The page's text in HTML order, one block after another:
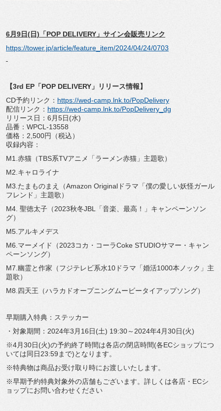
6月9日(日)「POP DELIVERY」サイン会販売リンク
https://tower.jp/article/feature_item/2024/04/24/0703
【3rd EP「POP DELIVERY」リリース情報】
CD予約リンク： https://wed-camp.lnk.to/PopDelivery
配信リンク： https://wed-camp.lnk.to/PopDelivery_dg
リリース日：6月5日(水)
品番：WPCL-13558
価格：2,500円（税込）
収録内容：
M1.赤猫（TBS系TVアニメ「ラーメン赤猫」主題歌）
M2.キャロライナ
M3.たまものまえ（Amazon Originalドラマ「僕の愛しい妖怪ガール
フレンド」主題歌）
M4. 聖徳太子（2023秋冬JBL「音楽、最高！」キャンペーンソン
グ）
M5.アルキメデス
M6.マーメイド（2023コカ・コーラCoke STUDIOサマー・キャン
ペーンソング）
M7.幽霊と作家（フジテレビ系水10ドラマ「婚活1000本ノック」主
題歌）
M8.四天王（ハラカドオープニングムービータイアップソング）
早期購入特典：ステッカー
・対象期間：2024年3月16日(土) 19:30～2024年4月30日(火)
※4月30日(火)の予約終了時間は各店の閉店時間(各ECショップにつ
いては同日23:59まで)となります。
※特典物は商品お受け取り時にお渡しいたします。
※早期予約特典対象外の店舗もございます。詳しくは各店・ECシ
ョップにお問い合わせください